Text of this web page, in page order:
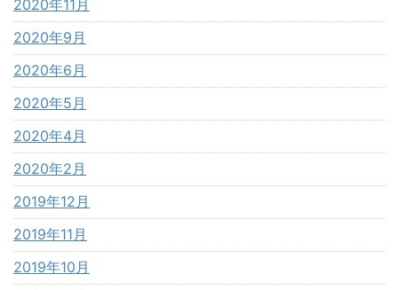
2020年11月
2020年9月
2020年6月
2020年5月
2020年4月
2020年2月
2019年12月
2019年11月
2019年10月